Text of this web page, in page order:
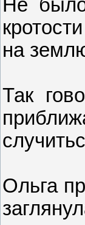
Не
на
Так
Ольга